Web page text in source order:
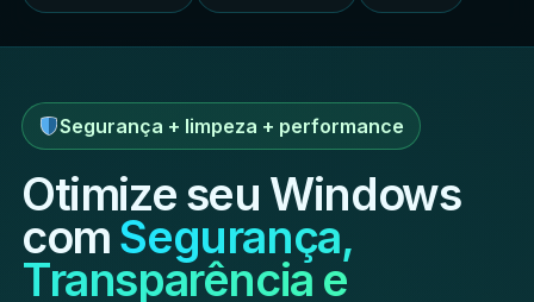
Segurança + limpeza + performance
Otimize seu Windows
com Segurança,
Transparência e